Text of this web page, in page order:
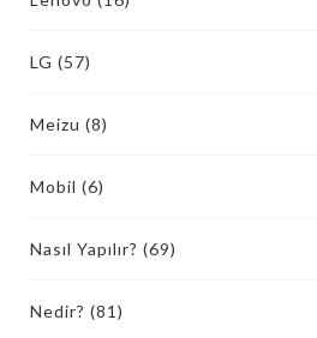
LG (57)
Meizu (8)
Mobil (6)
Nasıl Yapılır? (69)
Nedir? (81)